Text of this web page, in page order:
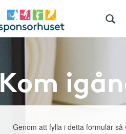
Kom
Genom att fylla i detta formulär så